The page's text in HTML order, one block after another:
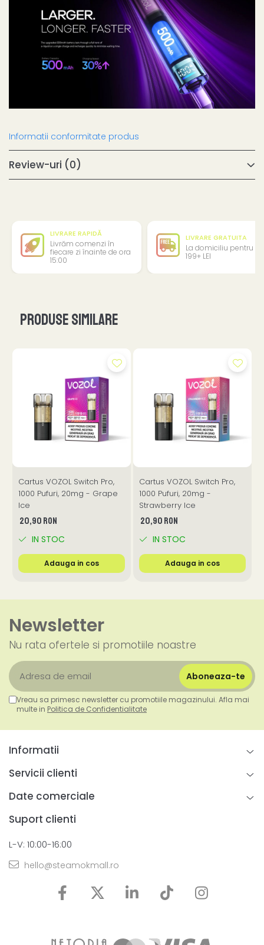
Informatii conformitate produs
Review-uri (0)
LIVRARE RAPIDĂ
Livrăm comenzi în
fiecare zi înainte de ora
15:00
LIVRARE GRATUITA
La domiciliu pentru
199+ LEI
Produse similare
Cartus VOZOL Switch Pro,
1000 Pufuri, 20mg - Grape
Ice
20,90 RON
IN STOC
Adauga in cos
Cartus VOZOL Switch Pro,
1000 Pufuri, 20mg -
Strawberry Ice
20,90 RON
IN STOC
Adauga in cos
Newsletter
Nu rata ofertele si promotiile noastre
Vreau sa primesc newsletter cu promotiile magazinului. Afla mai
multe in Politica de Confidentialitate
Informatii
Servicii clienti
Date comerciale
Suport clienti
L-V: 10:00-16:00
hello@steamokmall.ro